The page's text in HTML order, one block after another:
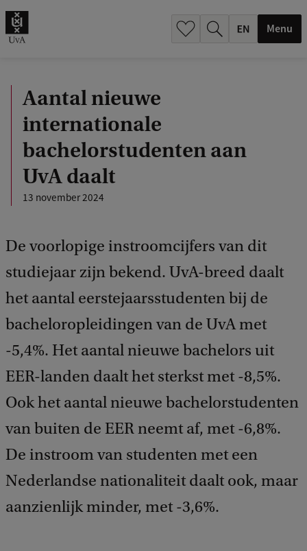
Menu
Aantal nieuwe
internationale
bachelorstudenten aan
UvA daalt
13 november 2024
De voorlopige instroomcijfers van dit
studiejaar zijn bekend. UvA-breed daalt
het aantal eerstejaarsstudenten bij de
bacheloropleidingen van de UvA met
-5,4%. Het aantal nieuwe bachelors uit
EER-landen daalt het sterkst met -8,5%.
Ook het aantal nieuwe bachelorstudenten
van buiten de EER neemt af, met -6,8%.
De instroom van studenten met een
Nederlandse nationaliteit daalt ook, maar
aanzienlijk minder, met -3,6%.